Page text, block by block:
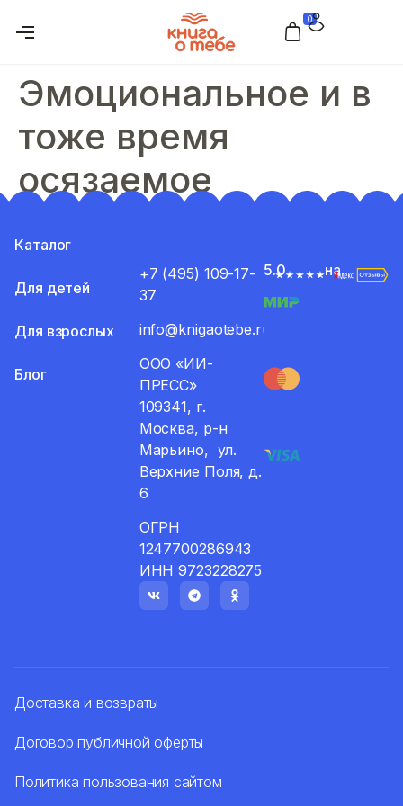
0
Эмоциональное и в
тоже время
осязаемое
+7 (495) 109-17-
37
info@knigaotebe.ru
ООО «ИИ-
ПРЕСС»
109341, г.
Москва, р-н
Марьино, ул.
Верхние Поля, д.
6
ОГРН
1247700286943
ИНН 9723228275
Каталог
Для детей
Для взрослых
Блог
5.0 на
Доставка и возвраты
Договор публичной оферты
Политика пользования сайтом